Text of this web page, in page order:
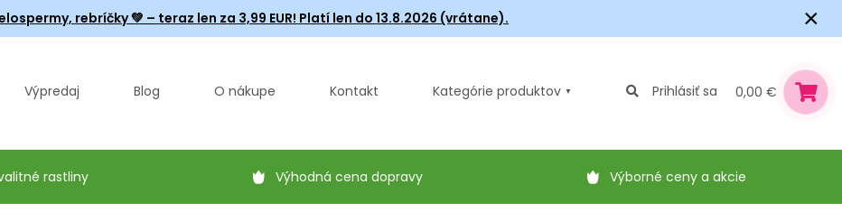
rebríčky💚 – teraz len za 3,99 EUR! Platí len do 13.8.2026 (vrátane). ×
Výpredaj Blog O nákupe Kontakt Kategórie produktov Prihlásiť sa 0,00 €
rastliny Výhodná cena dopravy Výborné ceny a akcie